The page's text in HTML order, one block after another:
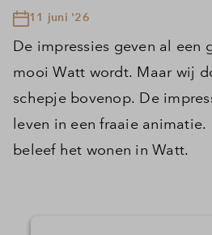
11 juni '26
De impressies geven al een
mooi Watt wordt. Maar wij
schepje bovenop. De
leven in een fraaie
beleef het wonen in Watt.